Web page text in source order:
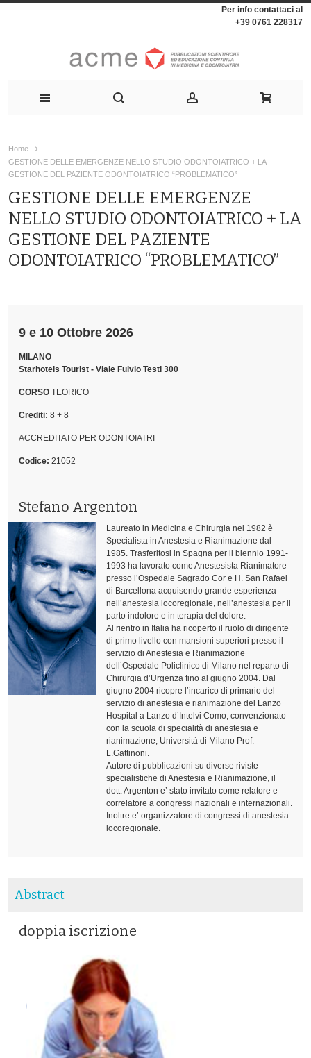
Per info contattaci al
+39 0761 228317
Home
GESTIONE DELLE EMERGENZE NELLO STUDIO ODONTOIATRICO + LA
GESTIONE DEL PAZIENTE ODONTOIATRICO “PROBLEMATICO”
GESTIONE DELLE EMERGENZE
NELLO STUDIO ODONTOIATRICO + LA
GESTIONE DEL PAZIENTE
ODONTOIATRICO “PROBLEMATICO”
9 e 10 Ottobre 2026
MILANO
Starhotels Tourist - Viale Fulvio Testi 300
CORSO TEORICO
Crediti: 8 + 8
ACCREDITATO PER ODONTOIATRI
Codice: 21052
Stefano Argenton
Laureato in Medicina e Chirurgia nel 1982 è
Specialista in Anestesia e Rianimazione dal
1985. Trasferitosi in Spagna per il biennio 1991-
1993 ha lavorato come Anestesista Rianimatore
presso l’Ospedale Sagrado Cor e H. San Rafael
di Barcellona acquisendo grande esperienza
nell’anestesia locoregionale, nell’anestesia per il
parto indolore e in terapia del dolore.
Al rientro in Italia ha ricoperto il ruolo di dirigente
di primo livello con mansioni superiori presso il
servizio di Anestesia e Rianimazione
dell’Ospedale Policlinico di Milano nel reparto di
Chirurgia d’Urgenza fino al giugno 2004. Dal
giugno 2004 ricopre l’incarico di primario del
servizio di anestesia e rianimazione del Lanzo
Hospital a Lanzo d’Intelvi Como, convenzionato
con la scuola di specialità di anestesia e
rianimazione, Università di Milano Prof.
L.Gattinoni.
Autore di pubblicazioni su diverse riviste
specialistiche di Anestesia e Rianimazione, il
dott. Argenton e’ stato invitato come relatore e
correlatore a congressi nazionali e internazionali.
Inoltre e’ organizzatore di congressi di anestesia
locoregionale.
Abstract
doppia iscrizione